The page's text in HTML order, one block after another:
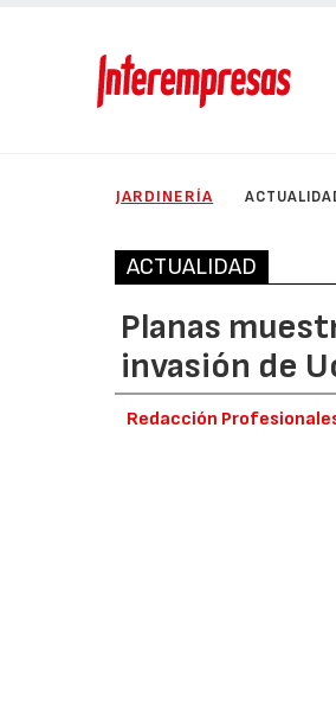
JARDINERÍA
ACTUALIDAD
Planas
invasión de
Redacción